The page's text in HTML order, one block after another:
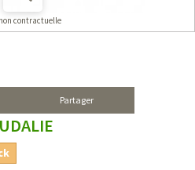
contractuelle
Partager